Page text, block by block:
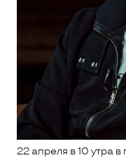
22 апреля в 10 утра